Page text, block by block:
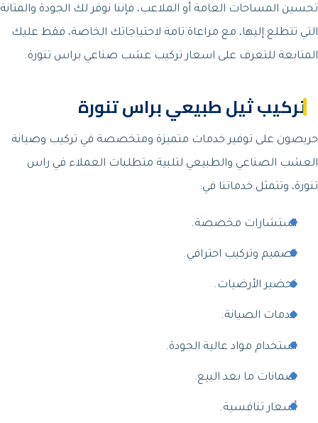
تحسين المساحات العامة أو الملاعب، فإننا نوفر لك الجودة والمتانة
التي تتطلع إليها، مع مراعاة تامة لاحتياجاتك الخاصة، فقط عليك
المتابعة للتعرف على اسعار تركيب عشب صناعي براس تنورة.
تركيب ثيل طبيعي براس تنورة
حريصون على توفير خدمات متميزة ومتخصصة في تركيب وصيانة
العشب الصناعي والطبيعي لتلبية متطلبات العملاء في راس
تنورة، وتتمثل خدماتنا في:
استشارات مخصصة.
تصميم وتركيب احترافي.
تحضير الأرضيات.
خدمات الصيانة.
استخدام مواد عالية الجودة.
ضمانات ما بعد البيع.
أسعار تنافسية.